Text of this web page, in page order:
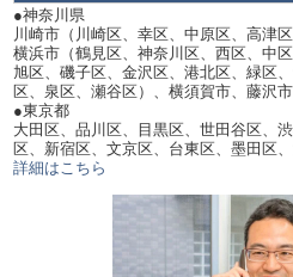
●神奈川県
川崎市（川崎区、幸区、中原区、高津
横浜市（鶴見区、神奈川区、西区、中
旭区、磯子区、金沢区、港北区、緑区
区、泉区、瀬谷区）、横須賀市、藤沢
●東京都
大田区、品川区、目黒区、世田谷区、
区、新宿区、文京区、台東区、墨田区
詳細はこちら